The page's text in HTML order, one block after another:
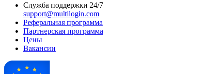
Служба поддержки 24/7
support@multilogin.com
Реферальная программа
Партнерская программа
Цены
Вакансии